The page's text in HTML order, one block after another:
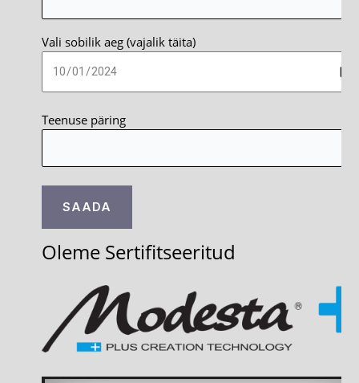
Vali sobilik aeg (vajalik täita)
Teenuse päring
Oleme Sertifitseeritud